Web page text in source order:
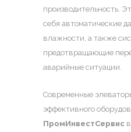
производительность.
себя автоматические
влажности, а также
предотвращающие
аварийные ситуации.
Современные
эффективного
ПромИнвестСервис